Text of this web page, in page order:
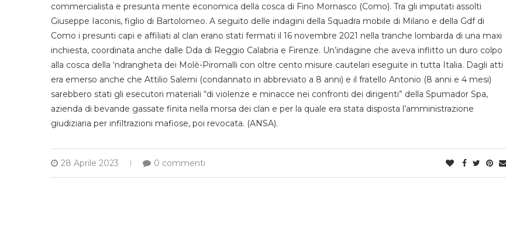
commercialista e presunta mente economica della cosca di Fino Mornasco (Como). Tra gli imputati assolti
Giuseppe Iaconis, figlio di Bartolomeo. A seguito delle indagini della Squadra mobile di Milano e della Gdf di
Como i presunti capi e affiliati al clan erano stati fermati il 16 novembre 2021 nella tranche lombarda di una maxi
inchiesta, coordinata anche dalle Dda di Reggio Calabria e Firenze. Un’indagine che aveva inflitto un duro colpo
alla cosca della ‘ndrangheta dei Molè-Piromalli con oltre cento misure cautelari eseguite in tutta Italia. Dagli atti
era emerso anche che Attilio Salerni (condannato in abbreviato a 8 anni) e il fratello Antonio (8 anni e 4 mesi)
sarebbero stati gli esecutori materiali “di violenze e minacce nei confronti dei dirigenti” della Spumador Spa,
azienda di bevande gassate finita nella morsa dei clan e per la quale era stata disposta l’amministrazione
giudiziaria per infiltrazioni mafiose, poi revocata. (ANSA).
28 Aprile 2023 0 commenti